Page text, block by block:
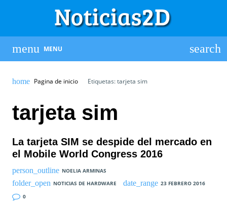
MENU
Pagina de inicio Etiquetas: tarjeta sim
tarjeta sim
La tarjeta SIM se despide del mercado en
el Mobile World Congress 2016
NOELIA ARMINAS
NOTICIAS DE HARDWARE
23 FEBRERO 2016
0